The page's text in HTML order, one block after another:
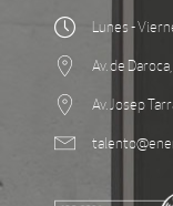
Lunes -
Av. de
Av. Josep